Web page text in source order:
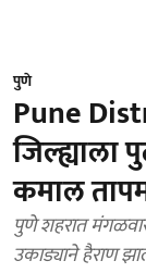
पुणे
Pune
जिल्ह्याला
कमाल
पुणे शहरात
उकाड्याने हैराण